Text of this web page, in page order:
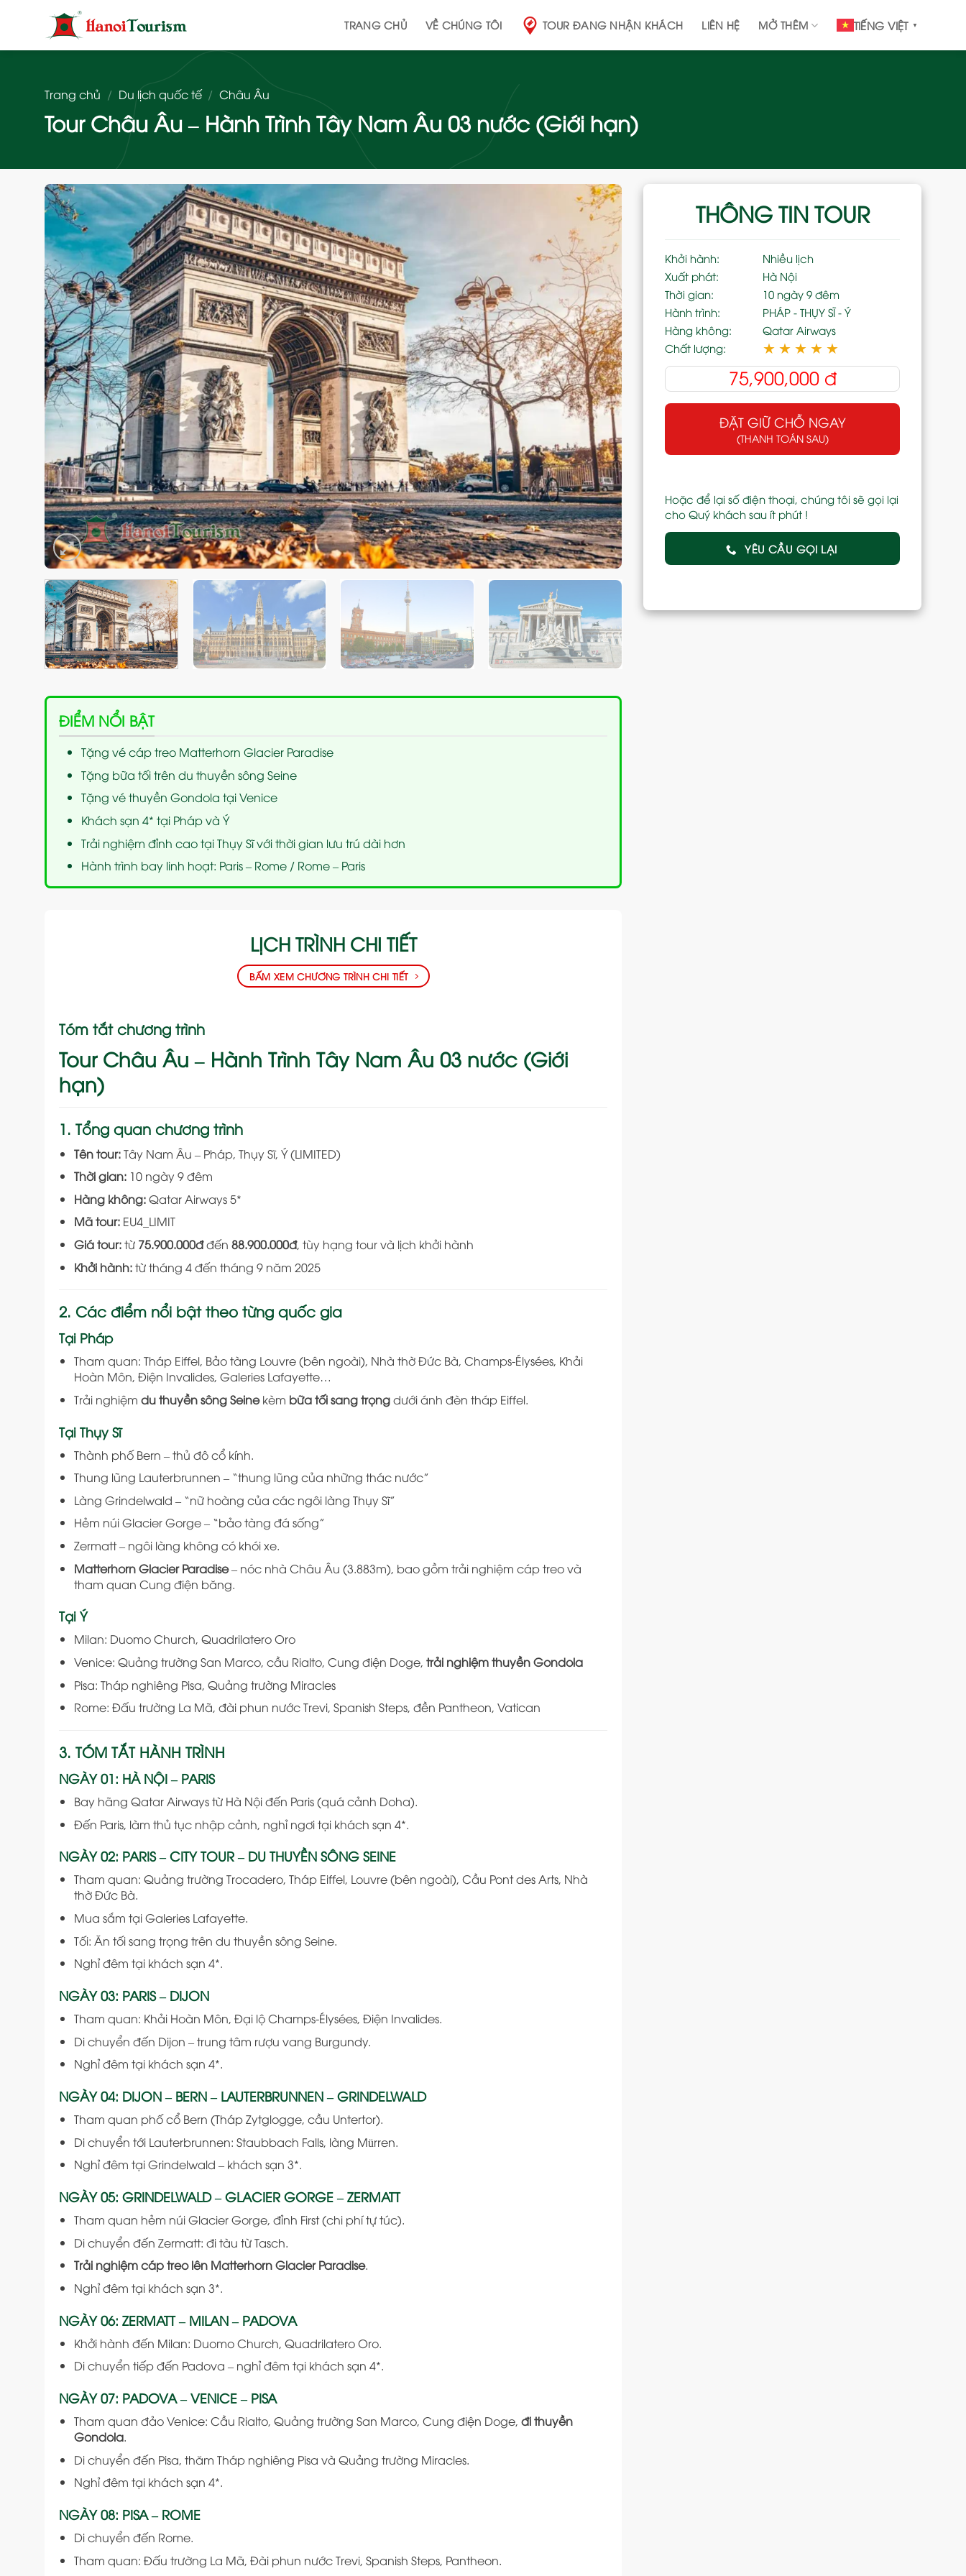
dung
TRANG CHỦ VỀ CHÚNG TÔI TOUR ĐANG NHẬN KHÁCH LIÊN HỆ MỞ THÊM TIẾNG VIỆT ▼
Trang chủ / Du lịch quốc tế / Châu Âu
Tour Châu Âu – Hành Trình Tây Nam Âu 03 nước (Giới hạn)
wishlist
ĐIỂM NỔI BẬT
Tặng vé cáp treo Matterhorn Glacier Paradise
Tặng bữa tối trên du thuyền sông Seine
Tặng vé thuyền Gondola tại Venice
Khách sạn 4* tại Pháp và Ý
Trải nghiệm đỉnh cao tại Thụy Sĩ với thời gian lưu trú dài hơn
Hành trình bay linh hoạt: Paris – Rome / Rome – Paris
LỊCH TRÌNH CHI TIẾT
BẤM XEM CHƯƠNG TRÌNH CHI TIẾT
Tóm tắt chương trình
Tour Châu Âu – Hành Trình Tây Nam Âu 03 nước (Giới
hạn)
1. Tổng quan chương trình
Tên tour:Tây Nam Âu – Pháp, Thụy Sĩ, Ý (LIMITED)
Thời gian:10 ngày 9 đêm
Hàng không:Qatar Airways 5*
Mã tour:EU4_LIMIT
Giá tour:từ 75.900.000đđến 88.900.000đ, tùy hạng tour và lịch khởi hành
Khởi hành:từ tháng 4 đến tháng 9 năm 2025
2. Các điểm nổi bật theo từng quốc gia
Tại Pháp
Tham quan: Tháp Eiffel, Bảo tàng Louvre (bên ngoài), Nhà thờ Đức Bà, Champs-Élysées, Khải
Hoàn Môn, Điện Invalides, Galeries Lafayette…
Trải nghiệm du thuyền sông Seinekèm bữa tối sang trọngdưới ánh đèn tháp Eiffel.
Tại Thụy Sĩ
Thành phố Bern – thủ đô cổ kính.
Thung lũng Lauterbrunnen – “thung lũng của những thác nước”
Làng Grindelwald – “nữ hoàng của các ngôi làng Thụy Sĩ”
Hẻm núi Glacier Gorge – “bảo tàng đá sống”
Zermatt – ngôi làng không có khói xe.
Matterhorn Glacier Paradise– nóc nhà Châu Âu (3.883m), bao gồm trải nghiệm cáp treo và
tham quan Cung điện băng.
Tại Ý
Milan: Duomo Church, Quadrilatero Oro
Venice: Quảng trường San Marco, cầu Rialto, Cung điện Doge, trải nghiệm thuyền Gondola
Pisa: Tháp nghiêng Pisa, Quảng trường Miracles
Rome: Đấu trường La Mã, đài phun nước Trevi, Spanish Steps, đền Pantheon, Vatican
3. TÓM TẮT HÀNH TRÌNH
NGÀY 01: HÀ NỘI – PARIS
Bay hãng Qatar Airways từ Hà Nội đến Paris (quá cảnh Doha).
Đến Paris, làm thủ tục nhập cảnh, nghỉ ngơi tại khách sạn 4*.
NGÀY 02: PARIS – CITY TOUR – DU THUYỀN SÔNG SEINE
Tham quan: Quảng trường Trocadero, Tháp Eiffel, Louvre (bên ngoài), Cầu Pont des Arts, Nhà
thờ Đức Bà.
Mua sắm tại Galeries Lafayette.
Tối: Ăn tối sang trọng trên du thuyền sông Seine.
Nghỉ đêm tại khách sạn 4*.
NGÀY 03: PARIS – DIJON
Tham quan: Khải Hoàn Môn, Đại lộ Champs-Élysées, Điện Invalides.
Di chuyển đến Dijon – trung tâm rượu vang Burgundy.
Nghỉ đêm tại khách sạn 4*.
NGÀY 04: DIJON – BERN – LAUTERBRUNNEN – GRINDELWALD
Tham quan phố cổ Bern (Tháp Zytglogge, cầu Untertor).
Di chuyển tới Lauterbrunnen: Staubbach Falls, làng Mürren.
Nghỉ đêm tại Grindelwald – khách sạn 3*.
NGÀY 05: GRINDELWALD – GLACIER GORGE – ZERMATT
Tham quan hẻm núi Glacier Gorge, đỉnh First (chi phí tự túc).
Di chuyển đến Zermatt: đi tàu từ Tasch.
Trải nghiệm cáp treo lên Matterhorn Glacier Paradise.
Nghỉ đêm tại khách sạn 3*.
NGÀY 06: ZERMATT – MILAN – PADOVA
Khởi hành đến Milan: Duomo Church, Quadrilatero Oro.
Di chuyển tiếp đến Padova – nghỉ đêm tại khách sạn 4*.
NGÀY 07: PADOVA – VENICE – PISA
Tham quan đảo Venice: Cầu Rialto, Quảng trường San Marco, Cung điện Doge, đi thuyền
Gondola.
Di chuyển đến Pisa, thăm Tháp nghiêng Pisa và Quảng trường Miracles.
Nghỉ đêm tại khách sạn 4*.
NGÀY 08: PISA – ROME
Di chuyển đến Rome.
Tham quan: Đấu trường La Mã, Đài phun nước Trevi, Spanish Steps, Pantheon.
THÔNG TIN TOUR
Khởi hành:
Nhiều lịch
Xuất phát:
Hà Nội
Thời gian:
10 ngày 9 đêm
Hành trình:
PHÁP - THỤY SĨ - Ý
Hàng không:
Qatar Airways
Chất lượng:
★ ★ ★ ★ ★
75,900,000đ
ĐẶT GIỮ CHỖ NGAY
(THANH TOÁN SAU)
Hoặc để lại số điện thoại, chúng tôi sẽ gọi lại
cho Quý khách sau ít phút !
YÊU CẦU GỌI LẠI